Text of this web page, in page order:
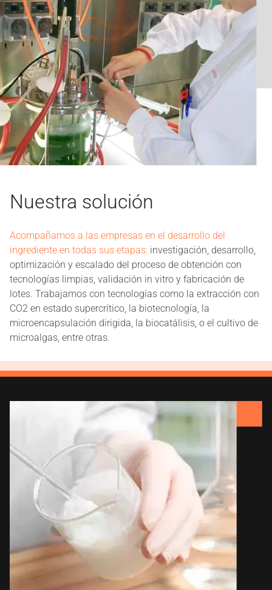
Nuestra solución
Acompañamos a las empresas en el desarrollo del
ingrediente en todas sus etapas: investigación, desarrollo,
optimización y escalado del proceso de obtención con
tecnologías limpias, validación in vitro y fabricación de
lotes. Trabajamos con tecnologías como la extracción con
CO2 en estado supercrítico, la biotecnología, la
microencapsulación dirigida, la biocatálisis, o el cultivo de
microalgas, entre otras.